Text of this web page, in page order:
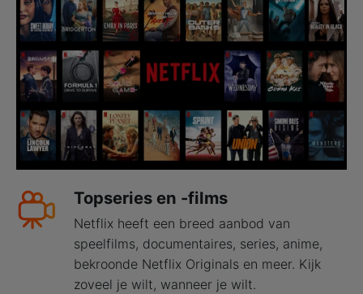
Topseries en -films
Netflix heeft een breed aanbod van
speelfilms, documentaires, series, anime,
bekroonde Netflix Originals en meer. Kijk
zoveel je wilt, wanneer je wilt.